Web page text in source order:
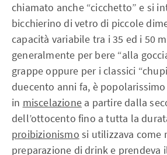
chiamato anche “cicchetto” e si
bicchierino di vetro di piccole
capacità variabile tra i 35 ed i 50
generalmente per bere “alla
grappe oppure per i classici
duecento anni fa, è
in miscelazione a partire dalla
dell’ottocento fino a tutta la
proibizionismo si utilizzava come
preparazione di drink e prendeva